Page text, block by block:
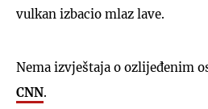
vulkan izbacio mlaz lave.
Nema izvještaja o ozlijeđenim
CNN.